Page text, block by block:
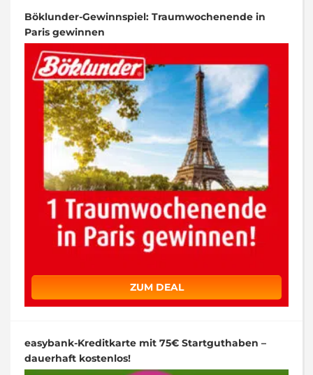
Böklunder-Gewinnspiel: Traumwochenende in
Paris gewinnen
ZUM DEAL
easybank-Kreditkarte mit 75€ Startguthaben –
dauerhaft kostenlos!